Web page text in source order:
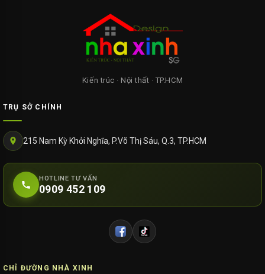
Kiến trúc · Nội thất · TP.HCM
TRỤ SỞ CHÍNH
215 Nam Kỳ Khởi Nghĩa, P.Võ Thị Sáu, Q.3, TP.HCM
HOTLINE TƯ VẤN
0909 452 109
CHỈ ĐƯỜNG NHÀ XINH